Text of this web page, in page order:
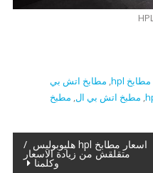
مطابخ hpl , مطابخ اتش بي
, مطبخ اتش بي ال, مطبخ
اسعار مطابخ hpl هليوبوليس /
متقلقش من زيادة الاسعار
وكلمنا